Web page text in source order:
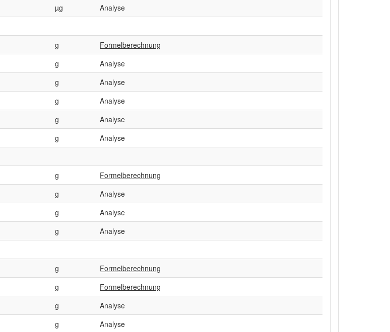
µg
Analyse
g
Formelberechnung
g
Analyse
g
Analyse
g
Analyse
g
Analyse
g
Analyse
g
Formelberechnung
g
Analyse
g
Analyse
g
Analyse
g
Formelberechnung
g
Formelberechnung
g
Analyse
g Analyse